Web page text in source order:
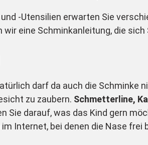
-Utensilien erwarten Sie
wir eine Schminkanleitung, die
darf da auch die Schminke
zu zaubern. Schmetterline,
Sie darauf, was das Kind gern
Internet, bei denen die Nase frei